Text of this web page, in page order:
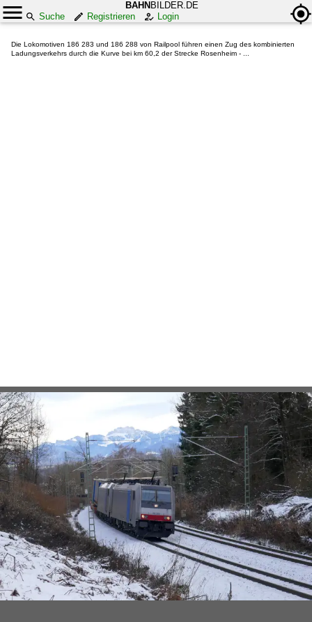
BAHN BILDER.DE
Suche
Registrieren Login
Die Lokomotiven 186 283 und 186 288 von Railpool führen einen Zug des kombinierten
Ladungsverkehrs durch die Kurve bei km 60,2 der Strecke Rosenheim - ...